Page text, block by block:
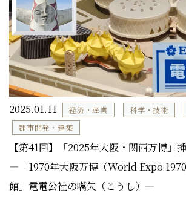
2025.01.11 経済・産業 科学・技術
都市開発・建築
【第41回】「2025年大阪・関西万博」
―「1970年大阪万博（World Expo
館」電電公社の嚆矢（こうし）―